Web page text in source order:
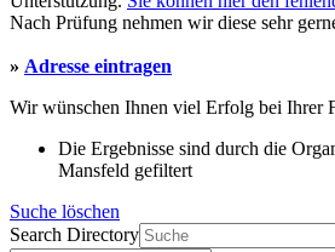
Nach Prüfung nehmen wir diese sehr
» Adresse eintragen
Wir wünschen Ihnen viel Erfolg bei Ihrer
Die Ergebnisse sind durch die
Mansfeld gefiltert
Suche löschen
Search Directory